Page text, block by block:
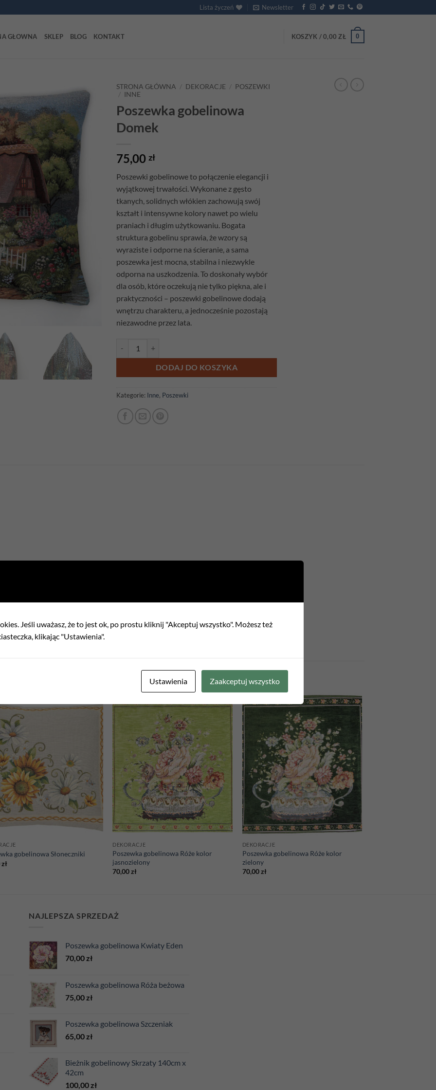
Lista życzeń Newsletter
GŁOWNA SKLEP BLOG KONTAKT KOSZYK /0,00 ZŁ 0
Add to
wishlist
STRONA GŁÓWNA / DEKORACJE / POSZEWKI
/ INNE
Poszewka gobelinowa
Domek
75,00 zł
Poszewki gobelinowe to połączenie elegancji i
wyjątkowej trwałości. Wykonane z gęsto
tkanych, solidnych włókien zachowują swój
kształt i intensywne kolory nawet po wielu
praniach i długim użytkowaniu. Bogata
struktura gobelinu sprawia, że wzory są
wyraziste i odporne na ścieranie, a sama
poszewka jest mocna, stabilna i niezwykle
odporna na uszkodzenia. To doskonały wybór
dla osób, które oczekują nie tylko piękna, ale i
praktyczności – poszewki gobelinowe dodają
wnętrzu charakteru, a jednocześnie pozostają
niezawodne przez lata.
DODAJ DO KOSZYKA
Kategorie: Inne, Poszewki
gobelinowa Słoneczniki
zł
DEKORACJE
Poszewka gobelinowa Róże kolor
jasnozielony
70,00zł
wishlist
DEKORACJE
Poszewka gobelinowa Róże kolor
zielony
70,00zł
NAJLEPSZA SPRZEDAŻ
Poszewka gobelinowa Kwiaty Eden
70,00 zł
Poszewka gobelinowa Róża beżowa
75,00 zł
Poszewka gobelinowa Szczeniak
65,00 zł
Bieżnik gobelinowy Skrzaty 140cm x
42cm
100,00 zł
Jeśli uważasz, że to jest ok, po prostu kliknij "Akceptuj wszystko". Możesz też
klikając "Ustawienia".
Ustawienia Zaakceptuj wszystko